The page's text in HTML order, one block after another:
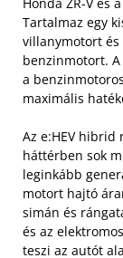
Honda ZR-V és
Tartalmaz egy
villanymotort és
benzinmotort.
a
maximális
Az e:HEV hibrid
háttérben sok
leginkább
motort hajtó
simán és
és az
teszi az autót